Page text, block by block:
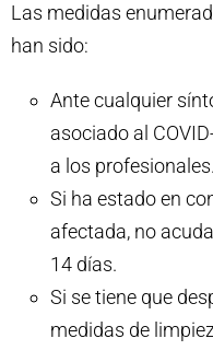
Las medidas
han sido:
Ante cualquier
asociado al
a los profesionales.
Si ha estado en
afectada, no
14 días.
Si se tiene que
medidas de